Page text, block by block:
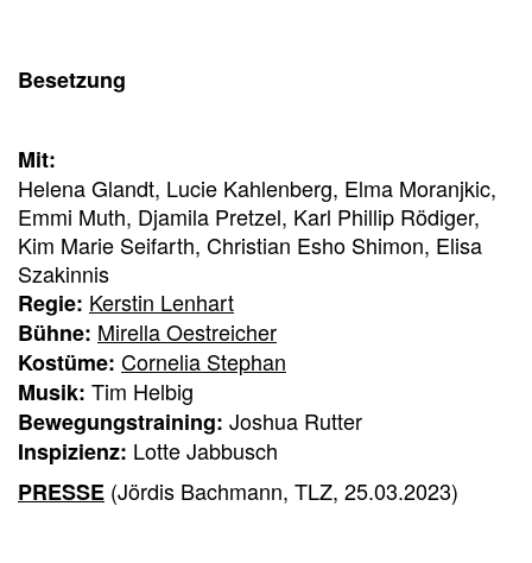
Besetzung
Mit:
Helena Glandt, Lucie Kahlenberg, Elma Moranjkic,
Emmi Muth, Djamila Pretzel, Karl Phillip Rödiger,
Kim Marie Seifarth, Christian Esho Shimon, Elisa
Szakinnis
Regie: Kerstin Lenhart
Bühne: Mirella Oestreicher
Kostüme: Cornelia Stephan
Musik: Tim Helbig
Bewegungstraining: Joshua Rutter
Inspizienz: Lotte Jabbusch
PRESSE (Jördis Bachmann, TLZ, 25.03.2023)